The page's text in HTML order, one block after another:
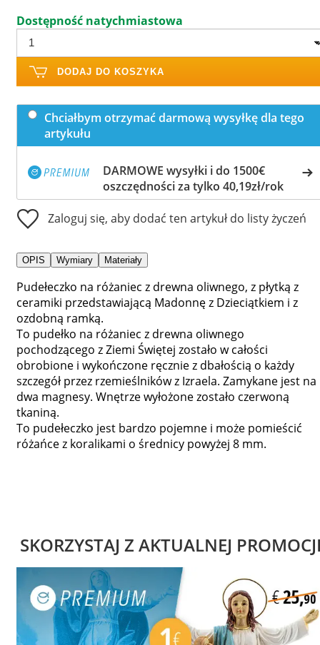
Dostępność natychmiastowa
DODAJ DO KOSZYKA
Chciałbym otrzymać darmową wysyłkę dla tego
artykułu
DARMOWE wysyłki i do 1500€
oszczędności za tylko 40,19zł/rok
Zaloguj się, aby dodać ten artykuł do listy życzeń
OPIS Wymiary Materiały
Pudełeczko na różaniec z drewna oliwnego, z płytką z
ceramiki przedstawiającą Madonnę z Dzieciątkiem i z
ozdobną ramką.
To pudełko na różaniec z drewna oliwnego
pochodzącego z Ziemi Świętej zostało w całości
obrobione i wykończone ręcznie z dbałością o każdy
szczegół przez rzemieślników z Izraela. Zamykane jest na
dwa magnesy. Wnętrze wyłożone zostało czerwoną
tkaniną.
To pudełeczko jest bardzo pojemne i może pomieścić
różańce z koralikami o średnicy powyżej 8 mm.
SKORZYSTAJ Z AKTUALNEJ